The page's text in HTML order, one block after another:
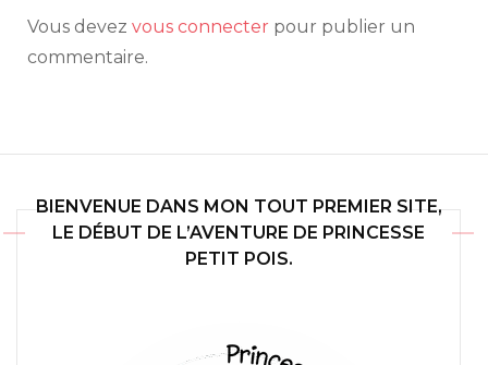
Vous devez vous connecter pour publier un
commentaire.
BIENVENUE DANS MON TOUT PREMIER SITE,
LE DÉBUT DE L’AVENTURE DE PRINCESSE
PETIT POIS.